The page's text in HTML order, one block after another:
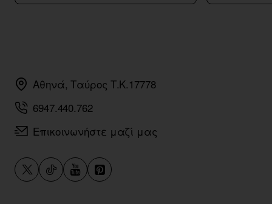
Αθηνά, Ταύρος Τ.Κ.17778
6947.440.762
Επικοινωνήστε μαζί μας